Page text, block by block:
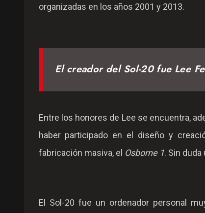
organizadas en los años 2001 y 2013.
El creador del Sol-20 fue Lee
Entre los honores de Lee se encuentra,
haber participado en el diseño y
fabricación masiva, el Osborne 1. Sin
El Sol-20 fue un ordenador personal